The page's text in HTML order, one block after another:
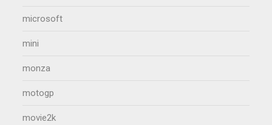
microsoft
mini
monza
motogp
movie2k